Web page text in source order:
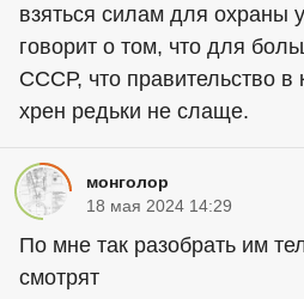
взяться силам для охраны
говорит о том, что для
СССР, что правительство в
хрен редьки не слаще.
монголор
18 мая 2024 14:29
По мне так разобрать им
смотрят